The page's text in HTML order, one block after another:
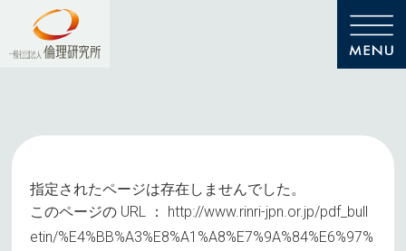
指定されたページは存在しませんでした。
このページの URL ： http://www.rinri-jpn.or.jp/pdf_bull
etin/%E4%BB%A3%E8%A1%A8%E7%9A%84%E6%97%